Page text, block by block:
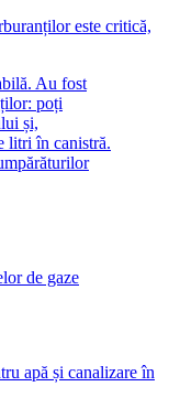
este critică,
Au fost
poți
și,
litri în canistră.
de gaze
apă și canalizare în